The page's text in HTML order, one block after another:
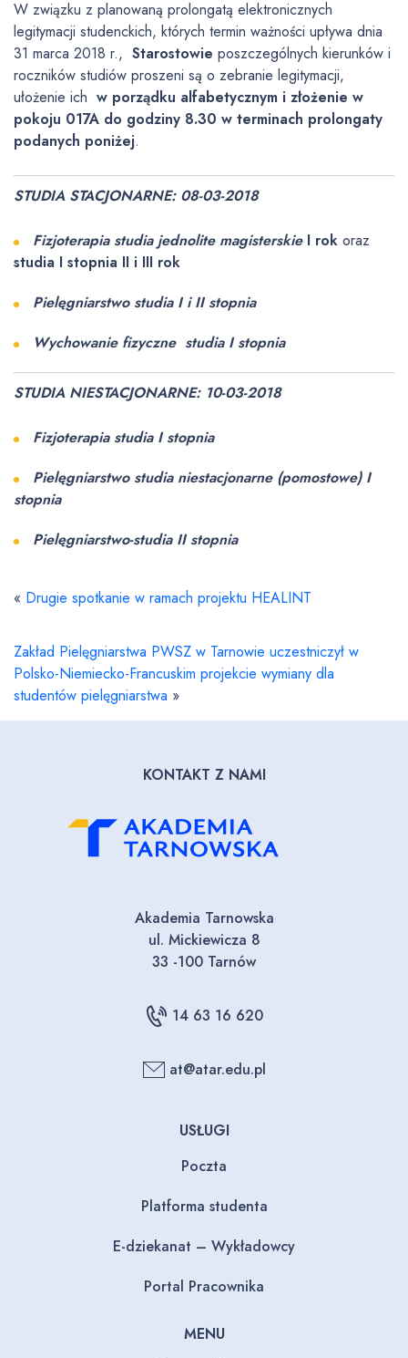
W związku z planowaną prolongatą elektronicznych
legitymacji studenckich, których termin ważności upływa dnia
31 marca 2018 r., Starostowie poszczególnych kierunków i
roczników studiów proszeni są o zebranie legitymacji,
ułożenie ich w porządku alfabetycznym i złożenie w
pokoju 017A do godziny 8.30 w terminach prolongaty
podanych poniżej.
STUDIA STACJONARNE: 08-03-2018
Fizjoterapia studia jednolite magisterskie I rok oraz
studia I stopnia II i III rok
Pielęgniarstwo studia I i II stopnia
Wychowanie fizyczne studia I stopnia
STUDIA NIESTACJONARNE: 10-03-2018
Fizjoterapia studia I stopnia
Pielęgniarstwo studia niestacjonarne (pomostowe) I
stopnia
Pielęgniarstwo-studia II stopnia
« Drugie spotkanie w ramach projektu HEALINT
Zakład Pielęgniarstwa PWSZ w Tarnowie uczestniczył w
Polsko-Niemiecko-Francuskim projekcie wymiany dla
studentów pielęgniarstwa »
KONTAKT Z NAMI
Akademia Tarnowska
ul. Mickiewicza 8
33 -100 Tarnów
14 63 16 620
at@atar.edu.pl
USŁUGI
Poczta
Platforma studenta
E-dziekanat – Wykładowcy
Portal Pracownika
MENU